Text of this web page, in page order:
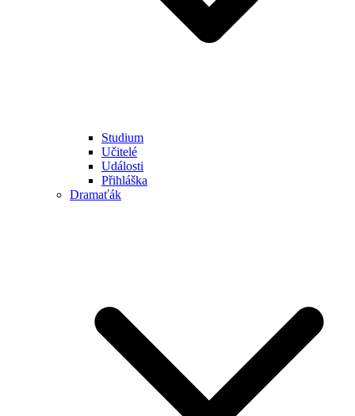
Studium
Učitelé
Události
Přihláška
Dramaťák